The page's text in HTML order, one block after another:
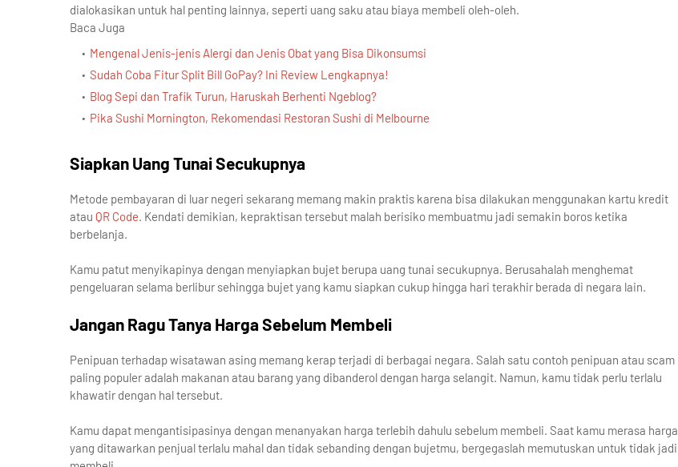
dialokasikan untuk hal penting lainnya, seperti uang saku atau biaya membeli oleh-oleh.
Baca Juga
Mengenal Jenis-jenis Alergi dan Jenis Obat yang Bisa Dikonsumsi
Sudah Coba Fitur Split Bill GoPay? Ini Review Lengkapnya!
Blog Sepi dan Trafik Turun, Haruskah Berhenti Ngeblog?
Pika Sushi Mornington, Rekomendasi Restoran Sushi di Melbourne
Siapkan Uang Tunai Secukupnya
Metode pembayaran di luar negeri sekarang memang makin praktis karena bisa dilakukan menggunakan kartu kredit
atau QR Code. Kendati demikian, kepraktisan tersebut malah berisiko membuatmu jadi semakin boros ketika
berbelanja.
Kamu patut menyikapinya dengan menyiapkan bujet berupa uang tunai secukupnya. Berusahalah menghemat
pengeluaran selama berlibur sehingga bujet yang kamu siapkan cukup hingga hari terakhir berada di negara lain.
Jangan Ragu Tanya Harga Sebelum Membeli
Penipuan terhadap wisatawan asing memang kerap terjadi di berbagai negara. Salah satu contoh penipuan atau scam
paling populer adalah makanan atau barang yang dibanderol dengan harga selangit. Namun, kamu tidak perlu terlalu
khawatir dengan hal tersebut.
Kamu dapat mengantisipasinya dengan menanyakan harga terlebih dahulu sebelum membeli. Saat kamu merasa harga
yang ditawarkan penjual terlalu mahal dan tidak sebanding dengan bujetmu, bergegaslah memutuskan untuk tidak jadi